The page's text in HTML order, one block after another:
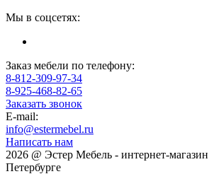
Мы в соцсетях:
Заказ мебели по телефону:
8-812-309-97-34
8-925-468-82-65
Заказать звонок
E-mail:
info@estermebel.ru
Написать нам
2026 @ Эстер Мебель - интернет-
Петербурге